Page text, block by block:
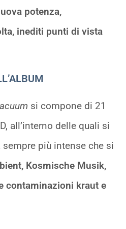
potenza,
inediti punti di vista
si compone di 21
all’interno delle quali si
più intense che si
Kosmische Musik,
contaminazioni kraut e